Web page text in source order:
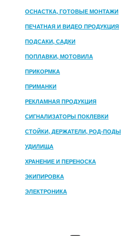
ОСНАСТКА, ГОТОВЫЕ МОНТАЖИ
ПЕЧАТНАЯ И ВИДЕО ПРОДУКЦИЯ
ПОДСАКИ, САДКИ
ПОПЛАВКИ, МОТОВИЛА
ПРИКОРМКА
ПРИМАНКИ
РЕКЛАМНАЯ ПРОДУКЦИЯ
СИГНАЛИЗАТОРЫ ПОКЛЕВКИ
СТОЙКИ, ДЕРЖАТЕЛИ, РОД-ПОДЫ
УДИЛИЩА
ХРАНЕНИЕ И ПЕРЕНОСКА
ЭКИПИРОВКА
ЭЛЕКТРОНИКА